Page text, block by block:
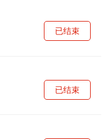
已结束
已结束